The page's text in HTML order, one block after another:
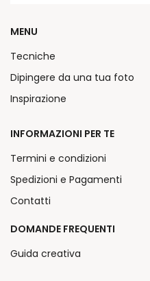
MENU
Tecniche
Dipingere da una tua foto
Inspirazione
INFORMAZIONI PER TE
Termini e condizioni
Spedizioni e Pagamenti
Contatti
DOMANDE FREQUENTI
Guida creativa